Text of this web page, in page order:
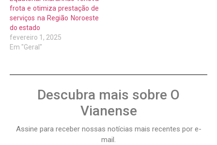
frota e otimiza prestação de
serviços na Região Noroeste
do estado
fevereiro 1, 2025
Em "Geral"
Descubra mais sobre O
Vianense
Assine para receber nossas notícias mais recentes por e-
mail.